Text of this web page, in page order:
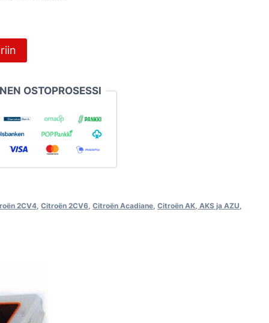
OSTOPROSESSI
2CV4 ,Citroën 2CV6 ,Citroën Acadiane ,Citroën AK, AKS ja AZU